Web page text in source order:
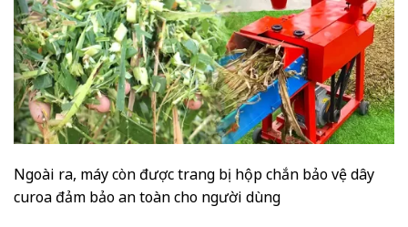
Ngoài ra, máy còn được trang bị hộp chắn bảo vệ dây
curoa đảm bảo an toàn cho người dùng